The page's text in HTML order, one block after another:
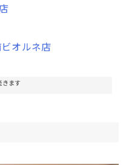
オルネ店
ます